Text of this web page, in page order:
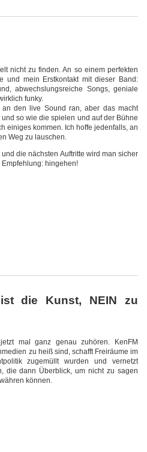
nicht zu finden. An so einem perfekten
und mein Erstkontakt mit dieser Band:
abwechslungsreiche Songs, geniale
funky.
den live Sound ran, aber das macht
so wie die spielen und auf der Bühne
einiges kommen. Ich hoffe jedenfalls, an
Weg zu lauschen.
die nächsten Auftritte wird man sicher
hingehen!
die Kunst, NEIN zu
mal ganz genau zuhören. KenFM
zu heiß sind, schafft Freiräume im
zugemüllt wurden und vernetzt
die dann Überblick, um nicht zu sagen
können.